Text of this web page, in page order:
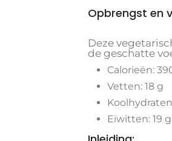
Opbrengst en
Deze
de geschatte
Calorieën:
Vetten: 18 g
Eiwitten: 19 g